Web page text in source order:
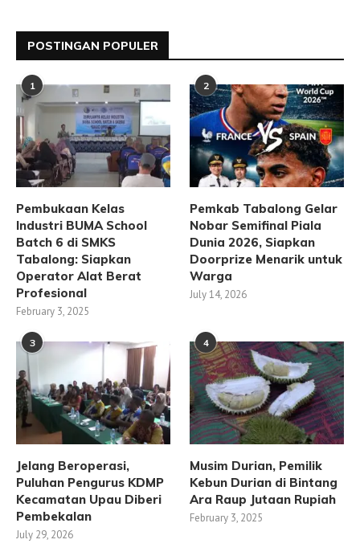
POSTINGAN POPULER
1
Pembukaan Kelas
Industri BUMA School
Batch 6 di SMKS
Tabalong: Siapkan
Operator Alat Berat
Profesional
February 3, 2025
2
Pemkab Tabalong Gelar
Nobar Semifinal Piala
Dunia 2026, Siapkan
Doorprize Menarik untuk
Warga
July 14, 2026
3
Jelang Beroperasi,
Puluhan Pengurus KDMP
Kecamatan Upau Diberi
Pembekalan
July 29, 2026
4
Musim Durian, Pemilik
Kebun Durian di Bintang
Ara Raup Jutaan Rupiah
February 3, 2025